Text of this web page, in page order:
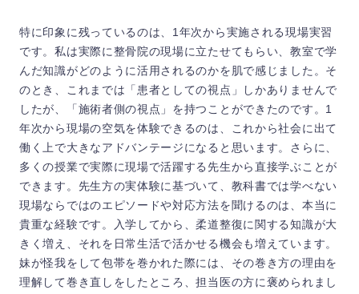
特に印象に残っているのは、1年次から実施される現場実習
です。私は実際に整骨院の現場に立たせてもらい、教室で学
んだ知識がどのように活用されるのかを肌で感じました。そ
のとき、これまでは「患者としての視点」しかありませんで
したが、「施術者側の視点」を持つことができたのです。1
年次から現場の空気を体験できるのは、これから社会に出て
働く上で大きなアドバンテージになると思います。さらに、
多くの授業で実際に現場で活躍する先生から直接学ぶことが
できます。先生方の実体験に基づいて、教科書では学べない
現場ならではのエピソードや対応方法を聞けるのは、本当に
貴重な経験です。入学してから、柔道整復に関する知識が大
きく増え、それを日常生活で活かせる機会も増えています。
妹が怪我をして包帯を巻かれた際には、その巻き方の理由を
理解して巻き直しをしたところ、担当医の方に褒められまし